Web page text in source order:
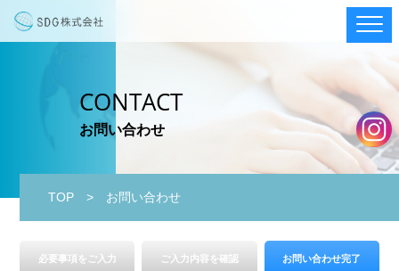
CONTACT
お問い合わせ
TOP > お問い合わせ
必要事項をご入力 ご入力内容を確認 お問い合わせ完了